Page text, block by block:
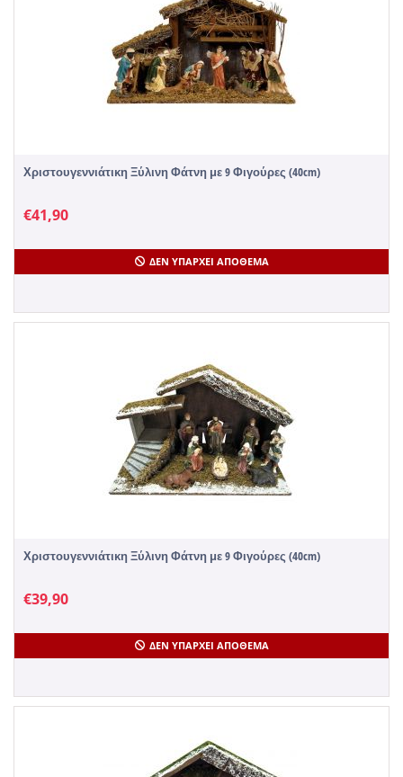
Χριστουγεννιάτικη Ξύλινη Φάτνη με 9 Φιγούρες (40cm)
€41,90
ΔΕΝ ΥΠΆΡΧΕΙ ΑΠΌΘΕΜΑ
Χριστουγεννιάτικη Ξύλινη Φάτνη με 9 Φιγούρες (40cm)
€39,90
ΔΕΝ ΥΠΆΡΧΕΙ ΑΠΌΘΕΜΑ